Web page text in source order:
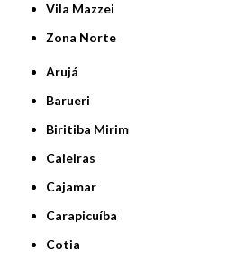
Vila Mazzei
Zona Norte
Arujá
Barueri
Biritiba Mirim
Caieiras
Cajamar
Carapicuíba
Cotia